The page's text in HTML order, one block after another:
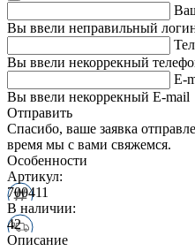
Вы ввели неправильный
Вы ввели некоррекный
E-
Вы ввели некоррекный E-mail
Отправить
Спасибо, ваше заявка
время мы с вами свяжемся.
Особенности
Артикул:
700411
В наличии:
42
Описание